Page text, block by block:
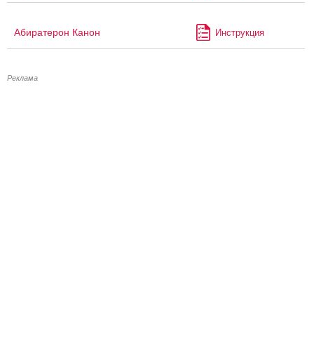
Абиратерон Канон Инструкция
Реклама